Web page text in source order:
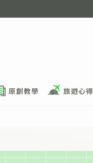
原創教學 旅遊心得